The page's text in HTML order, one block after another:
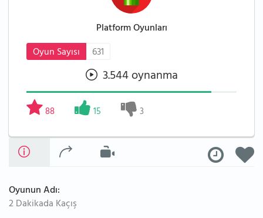
Platform Oyunları
Oyun Sayısı
631
3.544 oynanma
88 15 3
Oyunun Adı:
2 Dakikada Kaçış